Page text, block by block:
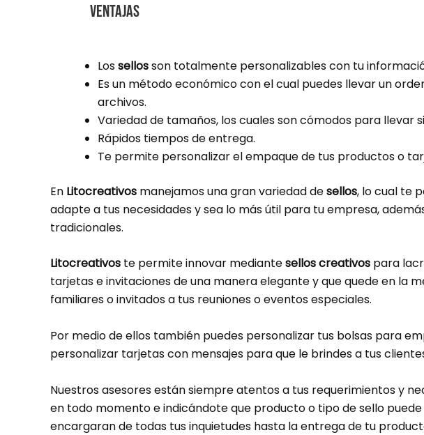
Ventajas
Lossellosson totalmente personalizables con tu
Es un método económico con el cual puedes llevar un
archivos.
Variedad de tamaños, los cuales son cómodos para llevar
Rápidos tiempos de entrega.
Te permite personalizar el empaque de tus productos o
En Litocreativos manejamos una gran variedad desellos, lo cual te
adapte a tus necesidades y sea lo más útil para tu empresa,
tradicionales.
Litocreativos te permite innovar mediantesellos creativos para
tarjetas e invitaciones de una manera elegante y que quede en la
familiares o invitados a tus reuniones o eventos especiales.
Por medio de ellos también puedes personalizar tus bolsas para
personalizar tarjetas con mensajes para que le brindes a tus
Nuestros asesores están siempre atentos a tus requerimientos y
en todo momento e indicándote que producto o tipo de sello
encargaran de todas tus inquietudes hasta la entrega de tu